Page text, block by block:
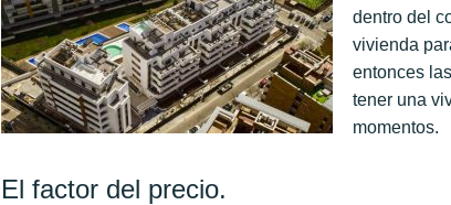
dentro del
vivienda
entonces
tener una
momentos.
El factor del precio.